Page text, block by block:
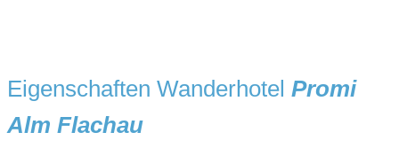
Eigenschaften Wanderhotel Promi
Alm Flachau